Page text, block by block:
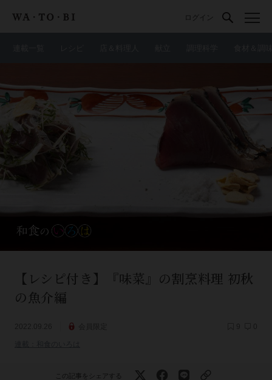
ログイン
【レシピ付き】『味菜』の割烹料理 初秋
の魚介編
この記事をシェアする